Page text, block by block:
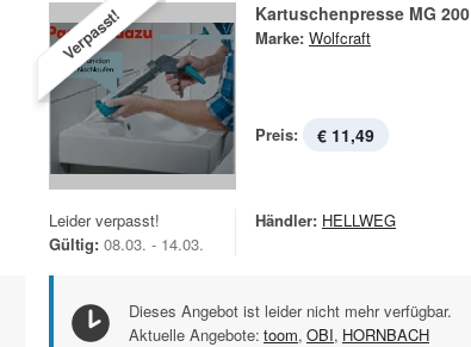
Verpasst! Kartuschenpresse MG 200
Marke: Wolfcraft
Preis: € 11,49
Leider verpasst!
Gültig: 08.03. - 14.03.
Händler: HELLWEG
Dieses Angebot ist leider nicht mehr verfügbar.
Aktuelle Angebote: toom, OBI, HORNBACH